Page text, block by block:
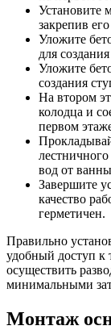
Установите
закрепив
Уложите
для
Уложите
создания
На втором
колодца и
первом
вод от
Завершите
качество
герметичен.
Правильно
удобный доступ к
осуществить
минимальными
Монтаж